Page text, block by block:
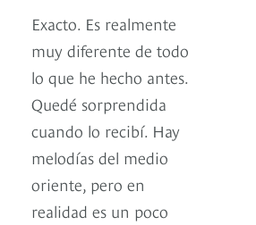
Exacto. Es realmente
muy diferente de todo
lo que he hecho antes.
Quedé sorprendida
cuando lo recibí. Hay
melodías del medio
oriente, pero en
realidad es un poco